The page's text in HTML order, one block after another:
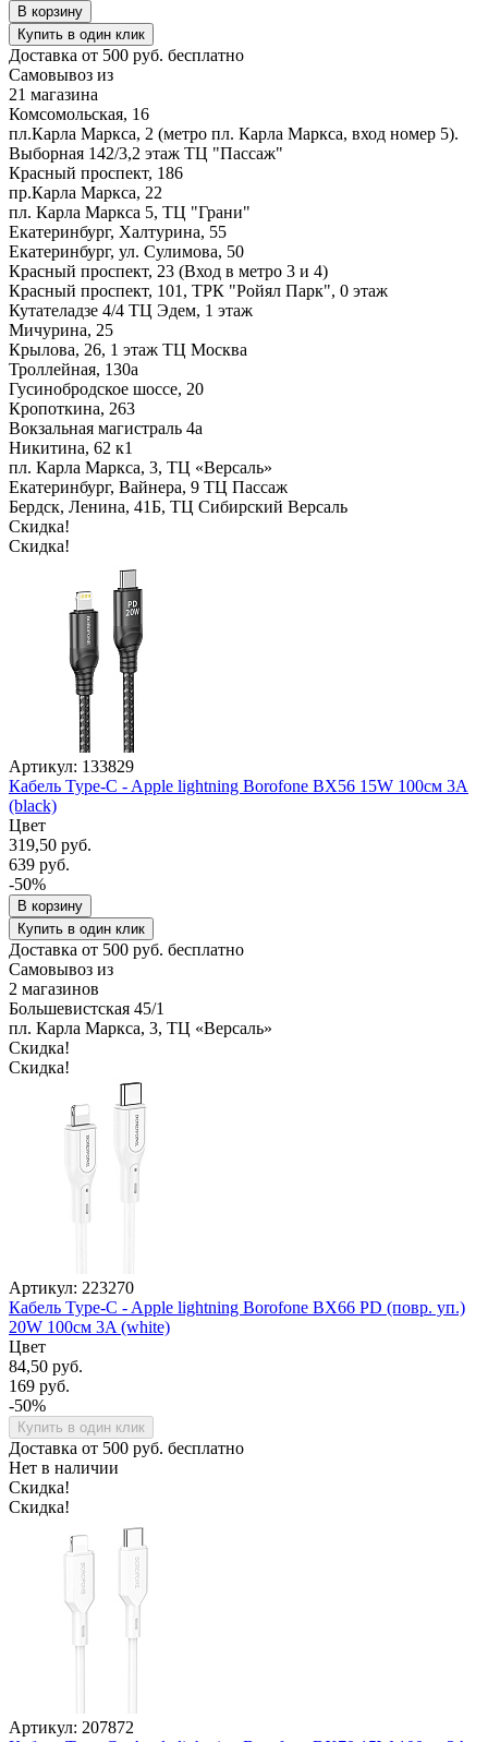
В корзину
Купить в один клик
Доставка от 500 руб. бесплатно
Самовывоз из
21 магазина
Комсомольская, 16
пл.Карла Маркса, 2 (метро пл. Карла Маркса, вход номер 5).
Выборная 142/3,2 этаж ТЦ "Пассаж"
Красный проспект, 186
пр.Карла Маркса, 22
пл. Карла Маркса 5, ТЦ "Грани"
Екатеринбург, Халтурина, 55
Екатеринбург, ул. Сулимова, 50
Красный проспект, 23 (Вход в метро 3 и 4)
Красный проспект, 101, ТРК "Ройял Парк", 0 этаж
Кутателадзе 4/4 ТЦ Эдем, 1 этаж
Мичурина, 25
Крылова, 26, 1 этаж ТЦ Москва
Троллейная, 130а
Гусинобродское шоссе, 20
Кропоткина, 263
Вокзальная магистраль 4а
Никитина, 62 к1
пл. Карла Маркса, 3, ТЦ «Версаль»
Екатеринбург, Вайнера, 9 ТЦ Пассаж
Бердск, Ленина, 41Б, ТЦ Сибирский Версаль
Скидка!
Скидка!
Артикул: 133829
Кабель Type-C - Apple lightning Borofone BX56 15W 100см 3A
(black)
Цвет
319,50 руб.
639 руб.
-50%
В корзину
Купить в один клик
Доставка от 500 руб. бесплатно
Самовывоз из
2 магазинов
Большевистская 45/1
пл. Карла Маркса, 3, ТЦ «Версаль»
Скидка!
Скидка!
Артикул: 223270
Кабель Type-C - Apple lightning Borofone BX66 PD (повр. уп.)
20W 100см 3A (white)
Цвет
84,50 руб.
169 руб.
-50%
Купить в один клик
Доставка от 500 руб. бесплатно
Нет в наличии
Скидка!
Скидка!
Артикул: 207872